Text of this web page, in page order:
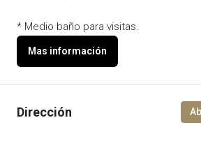
* Medio baño para visitas.